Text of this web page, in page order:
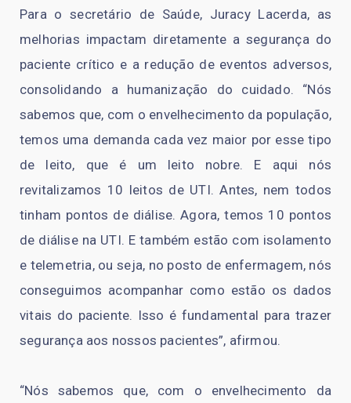
Para o secretário de Saúde, Juracy Lacerda, as
melhorias impactam diretamente a segurança do
paciente crítico e a redução de eventos adversos,
consolidando a humanização do cuidado. “Nós
sabemos que, com o envelhecimento da população,
temos uma demanda cada vez maior por esse tipo
de leito, que é um leito nobre. E aqui nós
revitalizamos 10 leitos de UTI. Antes, nem todos
tinham pontos de diálise. Agora, temos 10 pontos
de diálise na UTI. E também estão com isolamento
e telemetria, ou seja, no posto de enfermagem, nós
conseguimos acompanhar como estão os dados
vitais do paciente. Isso é fundamental para trazer
segurança aos nossos pacientes”, afirmou.
“Nós sabemos que, com o envelhecimento da